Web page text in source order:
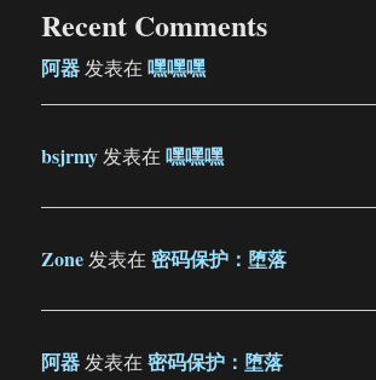
Recent Comments
阿器发表在嘿嘿嘿
bsjrmy发表在嘿嘿嘿
Zone发表在密码保护：堕落
阿器发表在密码保护：堕落